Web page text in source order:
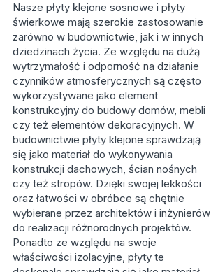
Nasze płyty klejone sosnowe i płyty
świerkowe mają szerokie zastosowanie
zarówno w budownictwie, jak i w innych
dziedzinach życia. Ze względu na dużą
wytrzymałość i odporność na działanie
czynników atmosferycznych są często
wykorzystywane jako element
konstrukcyjny do budowy domów, mebli
czy też elementów dekoracyjnych. W
budownictwie płyty klejone sprawdzają
się jako materiał do wykonywania
konstrukcji dachowych, ścian nośnych
czy też stropów. Dzięki swojej lekkości
oraz łatwości w obróbce są chętnie
wybierane przez architektów i inżynierów
do realizacji różnorodnych projektów.
Ponadto ze względu na swoje
właściwości izolacyjne, płyty te